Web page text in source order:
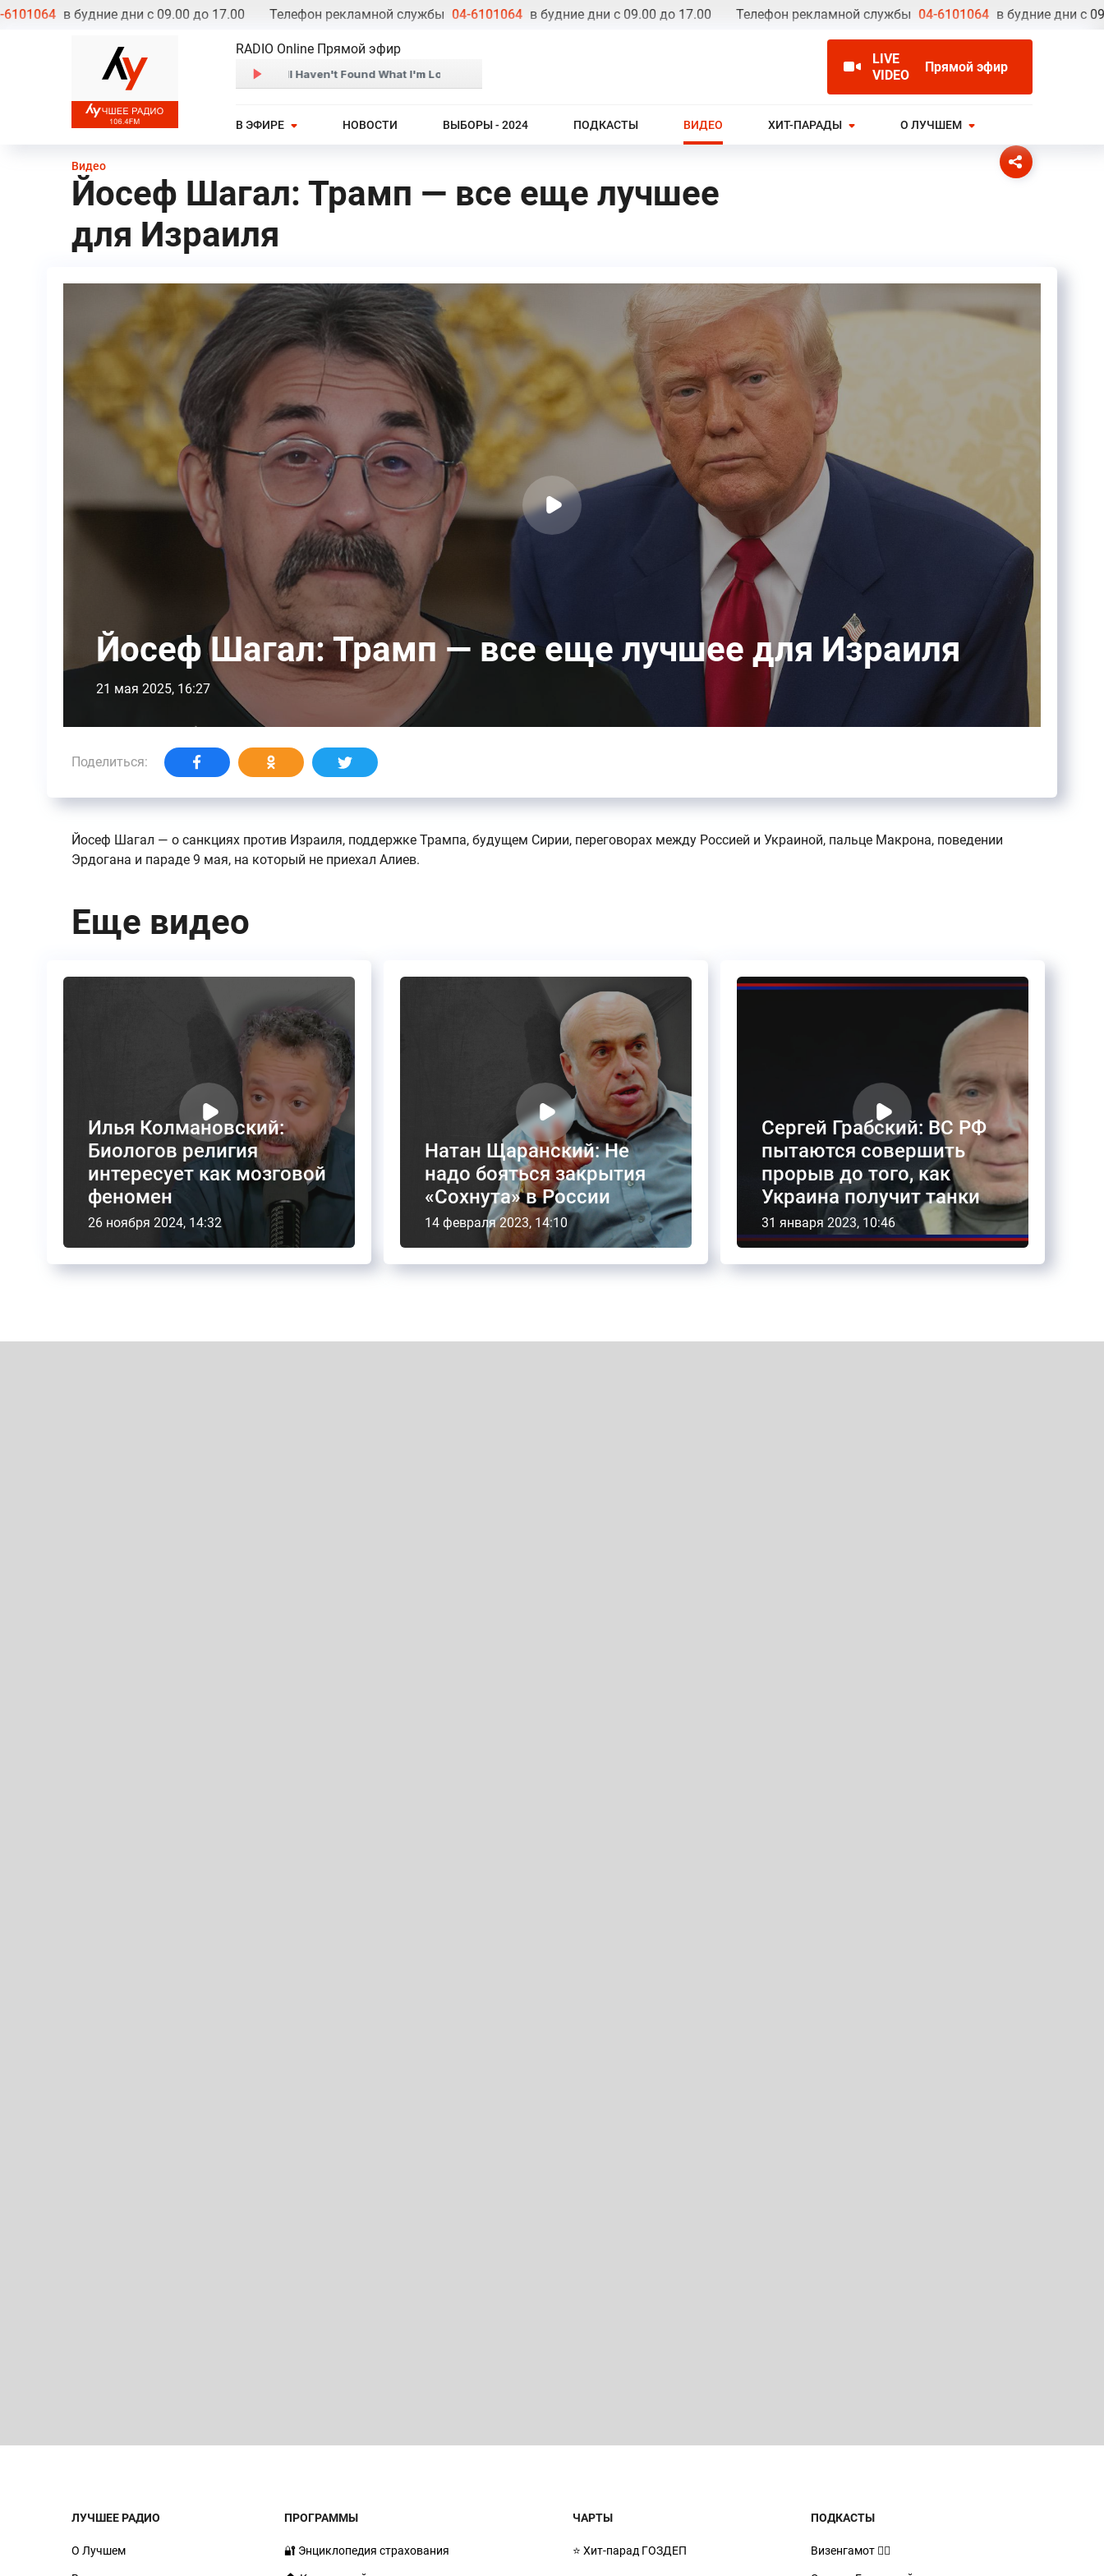
в будние дни с 09.00 до 17.00 Телефон рекламной службы 04-6101064 в будние дни с 09.00 до 17.00 Телефон рекламной службы 04-6101064 в будние дни с 09.00
RADIO Online Прямой эфир
LIVE
VIDEO
Прямой эфир
В ЭФИРЕ НОВОСТИ ВЫБОРЫ - 2024 ПОДКАСТЫ ВИДЕО ХИТ-ПАРАДЫ О ЛУЧШЕМ
Видео
Йосеф Шагал: Трамп — все еще лучшее
для Израиля
Йосеф Шагал: Трамп — все еще лучшее для Израиля
21 мая 2025, 16:27
Поделиться:
Йосеф Шагал — о санкциях против Израиля, поддержке Трампа, будущем Сирии, переговорах между Россией и Украиной, пальце Макрона, поведении
Эрдогана и параде 9 мая, на который не приехал Алиев.
Еще видео
Илья Колмановский:
Биологов религия
интересует как мозговой
феномен
26 ноября 2024, 14:32
Натан Щаранский: Не
надо бояться закрытия
«Сохнута» в России
14 февраля 2023, 14:10
Сергей Грабский: ВС РФ
пытаются совершить
прорыв до того, как
Украина получит танки
31 января 2023, 10:46
ЛУЧШЕЕ РАДИО
О Лучшем
ПРОГРАММЫ
🔐 Энциклопедия страхования
ЧАРТЫ
⭐ Хит-парад ГОЗДЕП
ПОДКАСТЫ
Визенгамот 🧙‍♂️